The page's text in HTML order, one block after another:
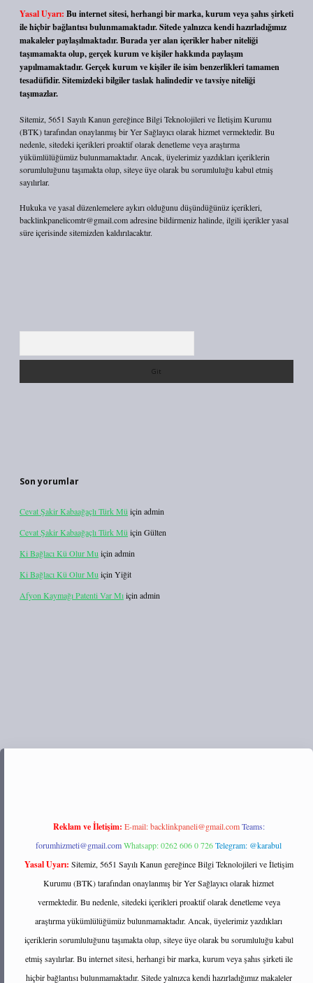
Yasal Uyarı: Bu internet sitesi, herhangi bir marka, kurum veya şahıs şirketi
ile hiçbir bağlantısı bulunmamaktadır. Sitede yalnızca kendi hazırladığımız
makaleler paylaşılmaktadır. Burada yer alan içerikler haber niteliği
taşımamakta olup, gerçek kurum ve kişiler hakkında paylaşım
yapılmamaktadır. Gerçek kurum ve kişiler ile isim benzerlikleri tamamen
tesadüfidir. Sitemizdeki bilgiler taslak halindedir ve tavsiye niteliği
taşımazlar.
Sitemiz, 5651 Sayılı Kanun gereğince Bilgi Teknolojileri ve İletişim Kurumu
(BTK) tarafından onaylanmış bir Yer Sağlayıcı olarak hizmet vermektedir. Bu
nedenle, sitedeki içerikleri proaktif olarak denetleme veya araştırma
yükümlülüğümüz bulunmamaktadır. Ancak, üyelerimiz yazdıkları içeriklerin
sorumluluğunu taşımakta olup, siteye üye olarak bu sorumluluğu kabul etmiş
sayılırlar.
Hukuka ve yasal düzenlemelere aykırı olduğunu düşündüğünüz içerikleri,
backlinkpanelicomtr@gmail.comadresine bildirmeniz halinde, ilgili içerikler yasal
süre içerisinde sitemizden kaldırılacaktır.
Son yorumlar
Cevat Şakir Kabaağaçlı Türk Mü için admin
Cevat Şakir Kabaağaçlı Türk Mü için Gülten
Ki Bağlacı Kü Olur Mu için admin
Ki Bağlacı Kü Olur Mu için Yiğit
Afyon Kaymağı Patenti Var Mıiçin admin
tulipbett.net/
Reklam ve İletişim: E-mail:backlinkpaneli@gmail.com Teams:
forumhizmeti@gmail.comWhatsapp: 0262 606 0 726Telegram: @karabul
Yasal Uyarı: Sitemiz, 5651 Sayılı Kanun gereğince Bilgi Teknolojileri ve İletişim
Kurumu (BTK) tarafından onaylanmış bir Yer Sağlayıcı olarak hizmet
vermektedir. Bu nedenle, sitedeki içerikleri proaktif olarak denetleme veya
araştırma yükümlülüğümüz bulunmamaktadır. Ancak, üyelerimiz yazdıkları
içeriklerin sorumluluğunu taşımakta olup, siteye üye olarak bu sorumluluğu kabul
etmiş sayılırlar. Bu internet sitesi, herhangi bir marka, kurum veya şahıs şirketi ile
hiçbir bağlantısı bulunmamaktadır. Sitede yalnızca kendi hazırladığımız makaleler